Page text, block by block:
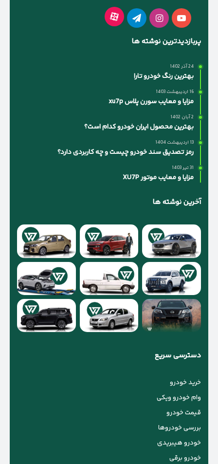
یوتیوباینستاگرام
تلگرام آپارات
پربازدیدترین نوشته ها
24 آذر 1402
بهترین رنگ خودرو تارا
16 اردیبهشت 1403
مزایا و معایب سورن پلاس xu7p
2 آبان 1402
بهترین محصول ایران خودرو کدام است؟
13 اردیبهشت 1404
رمز تصدیق سند خودرو چیست و چه کاربردی دارد؟
31 تیر 1403
مزایا و معایب موتور XU7P
آخرین نوشته ها
دسترسی سریع
خرید خودرو
وام خودرو ویکی
قیمت خودرو
بررسی خودروها
خودرو هیبریدی
خودرو برقی